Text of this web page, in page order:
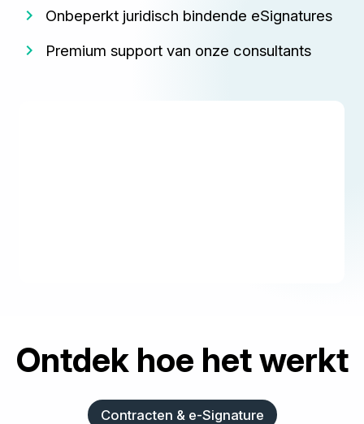
Onbeperkt juridisch bindende eSignatures
Premium support van onze consultants
Ontdek hoe het werkt
Contracten & e-Signature